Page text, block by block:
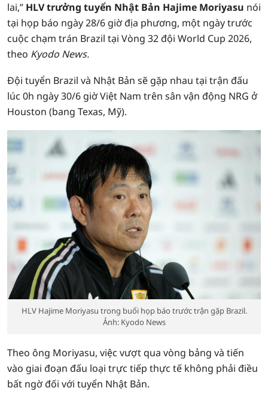
lai,” HLV trưởng tuyển Nhật Bản Hajime Moriyasu nói
tại họp báo ngày 28/6 giờ địa phương, một ngày trước
cuộc chạm trán Brazil tại Vòng 32 đội World Cup 2026,
theo Kyodo News.
Đội tuyển Brazil và Nhật Bản sẽ gặp nhau tại trận đấu
lúc 0h ngày 30/6 giờ Việt Nam trên sân vận động NRG ở
Houston (bang Texas, Mỹ).
HLV Hajime Moriyasu trong buổi họp báo trước trận gặp Brazil.
Ảnh: Kyodo News
Theo ông Moriyasu, việc vượt qua vòng bảng và tiến
vào giai đoạn đấu loại trực tiếp thực tế không phải điều
bất ngờ đối với tuyển Nhật Bản.